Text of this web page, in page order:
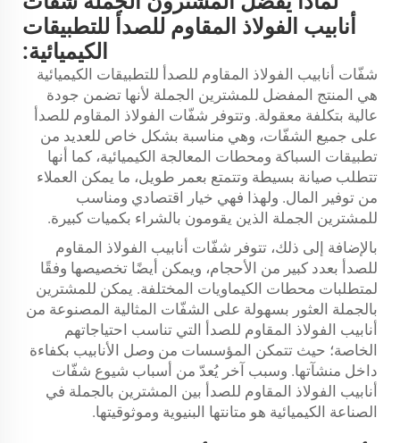
أنابيب الفولاذ المقاوم للصدأ للتطبيقات
الكيميائية:
شفّات أنابيب الفولاذ المقاوم للصدأ للتطبيقات الكيميائية
هي المنتج المفضل للمشترين الجملة لأنها تضمن جودة
عالية بتكلفة معقولة. وتتوفر شفّات الفولاذ المقاوم للصدأ
على جميع الشفّات، وهي مناسبة بشكل خاص للعديد من
تطبيقات السباكة ومحطات المعالجة الكيميائية، كما أنها
تتطلب صيانة بسيطة وتتمتع بعمر طويل، ما يمكن العملاء
من توفير المال. ولهذا فهي خيار اقتصادي ومناسب
للمشترين الجملة الذين يقومون بالشراء بكميات كبيرة.
بالإضافة إلى ذلك، تتوفر شفّات أنابيب الفولاذ المقاوم
للصدأ بعدد كبير من الأحجام، ويمكن أيضًا تخصيصها وفقًا
لمتطلبات محطات الكيماويات المختلفة. يمكن للمشترين
بالجملة العثور بسهولة على الشفّات المثالية المصنوعة من
أنابيب الفولاذ المقاوم للصدأ التي تناسب احتياجاتهم
الخاصة؛ حيث تتمكن المؤسسات من وصل الأنابيب بكفاءة
داخل منشآتها. وسبب آخر يُعدّ من أسباب شيوع شفّات
أنابيب الفولاذ المقاوم للصدأ بين المشترين بالجملة في
الصناعة الكيميائية هو متانتها البنيوية وموثوقيتها.